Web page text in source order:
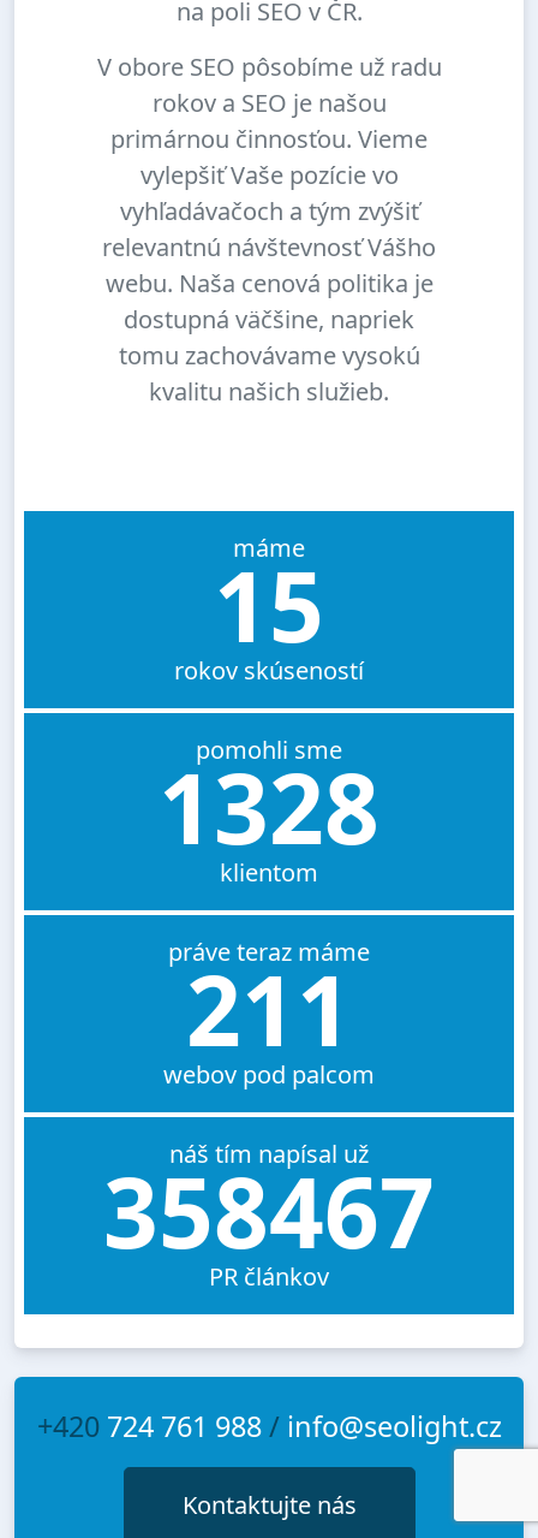
na poli SEO v ČR.
V obore SEO pôsobíme už radu
rokov a SEO je našou
primárnou činnosťou. Vieme
vylepšiť Vaše pozície vo
vyhľadávačoch a tým zvýšiť
relevantnú návštevnosť Vášho
webu. Naša cenová politika je
dostupná väčšine, napriek
tomu zachovávame vysokú
kvalitu našich služieb.
máme
15
rokov skúseností
pomohli sme
1328
klientom
práve teraz máme
211
webov pod palcom
náš tím napísal už
358467
PR článkov
+420 724 761 988/ info@seolight.cz
Kontaktujte nás